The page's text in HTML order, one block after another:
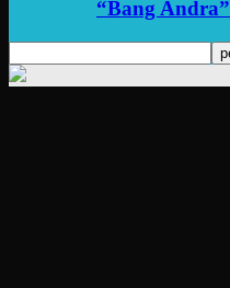
“Bang Andra”